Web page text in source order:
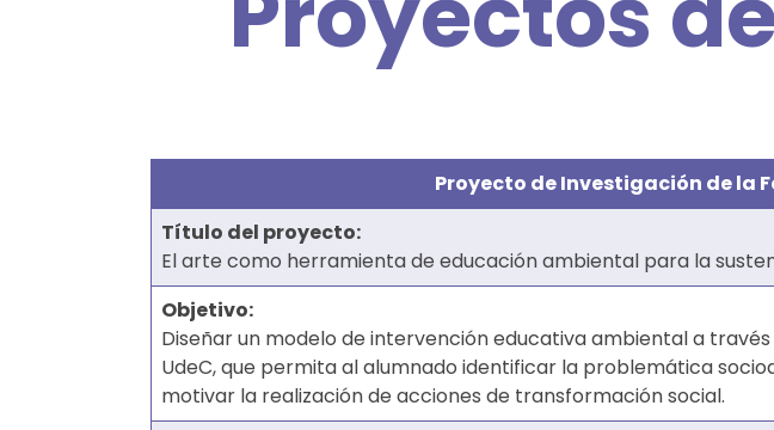
Proyecto de Investigación de la
Tí­tulo del proyecto:
El arte como herramienta de educación ambiental para la
Objetivo:
Diseñar un modelo de intervención educativa ambiental a
UdeC, que permita al alumnado identificar la problemática
motivar la realización de acciones de transformación social.